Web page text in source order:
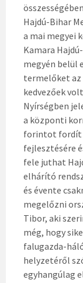
Hajdú-Bihar
a mai megyei
Kamara
megyén belül
termelőket az
kedvezőek
Nyírségben
a központi
forintot fordít
fejlesztésére
fele juthat
elhárító
és évente
megelőzni
Tibor, aki
még, hogy
falugazda-
helyzetéről
egyhangúlag